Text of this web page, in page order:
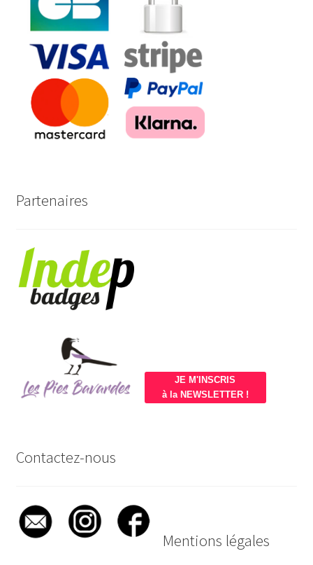
Partenaires
JE M'INSCRIS
à la NEWSLETTER !
Contactez-nous
Mentions légales